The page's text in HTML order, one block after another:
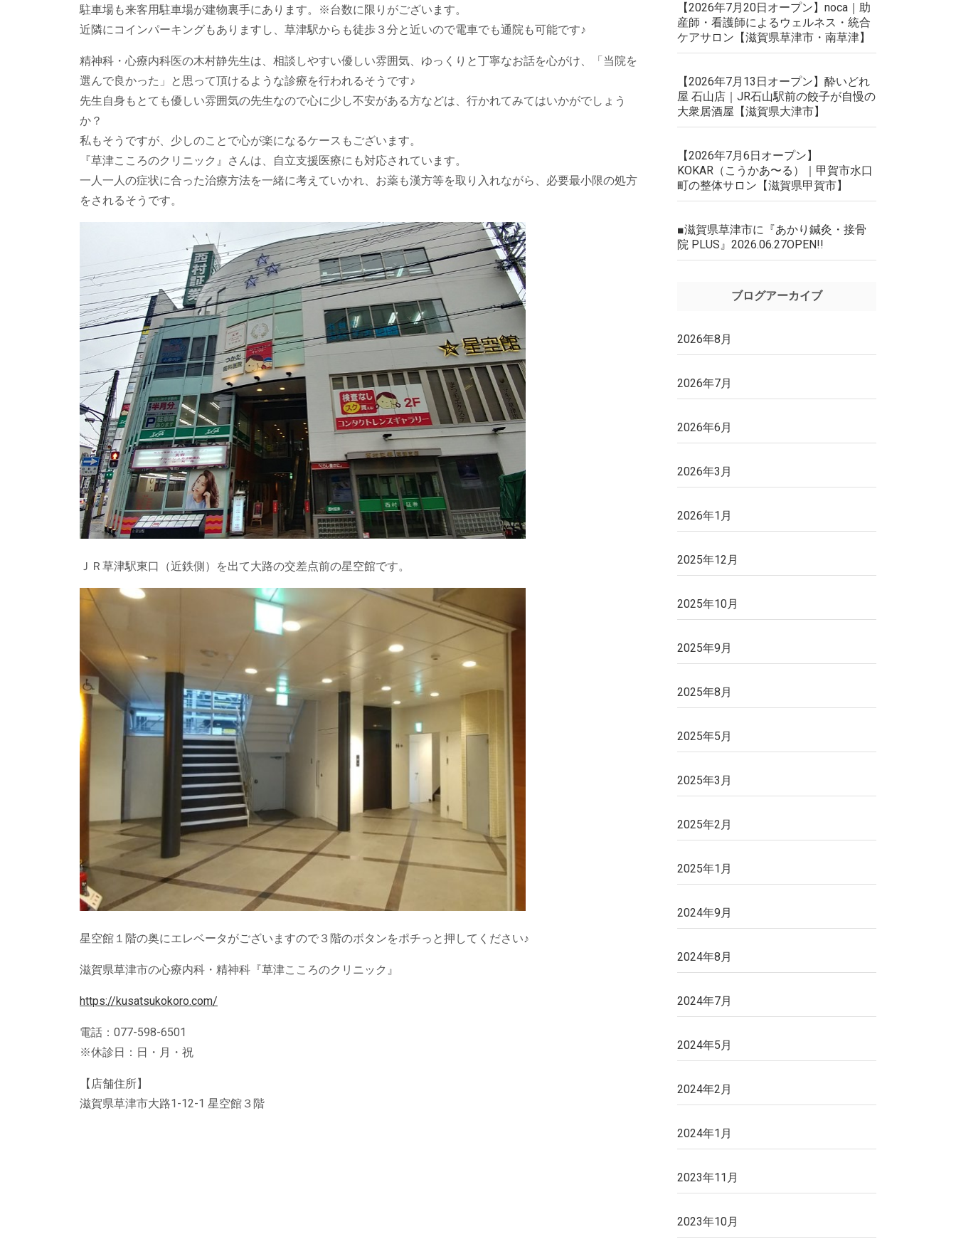
駐車場も来客用駐車場が建物裏手にあります。※台数に限りがございます。
近隣にコインパーキングもありますし、草津駅からも徒歩３分と近いので電車でも通院も可能です♪
精神科・心療内科医の木村静先生は、相談しやすい優しい雰囲気、ゆっくりと丁寧なお話を心がけ、「当院を
選んで良かった」と思って頂けるような診療を行われるそうです♪
先生自身もとても優しい雰囲気の先生なので心に少し不安がある方などは、行かれてみてはいかがでしょう
か？
私もそうですが、少しのことで心が楽になるケースもございます。
『草津こころのクリニック』さんは、自立支援医療にも対応されています。
一人一人の症状に合った治療方法を一緒に考えていかれ、お薬も漢方等を取り入れながら、必要最小限の処方
をされるそうです。
ＪＲ草津駅東口（近鉄側）を出て大路の交差点前の星空館です。
星空館１階の奥にエレベータがございますので３階のボタンをポチっと押してください♪
滋賀県草津市の心療内科・精神科『草津こころのクリニック』
https://kusatsukokoro.com/
電話：077-598-6501
※休診日：日・月・祝
【店舗住所】
滋賀県草津市大路1-12-1 星空館３階
【2026年7月20日オープン】noca｜助
産師・看護師によるウェルネス・統合
ケアサロン【滋賀県草津市・南草津】
【2026年7月13日オープン】酔いどれ
屋 石山店｜JR石山駅前の餃子が自慢の
大衆居酒屋【滋賀県大津市】
【2026年7月6日オープン】
KOKAR（こうかあ〜る）｜甲賀市水口
町の整体サロン【滋賀県甲賀市】
■滋賀県草津市に『あかり鍼灸・接骨
院 PLUS』2026.06.27OPEN!!
ブログアーカイブ
2026年8月
2026年7月
2026年6月
2026年3月
2026年1月
2025年12月
2025年10月
2025年9月
2025年8月
2025年5月
2025年3月
2025年2月
2025年1月
2024年9月
2024年8月
2024年7月
2024年5月
2024年2月
2024年1月
2023年11月
2023年10月